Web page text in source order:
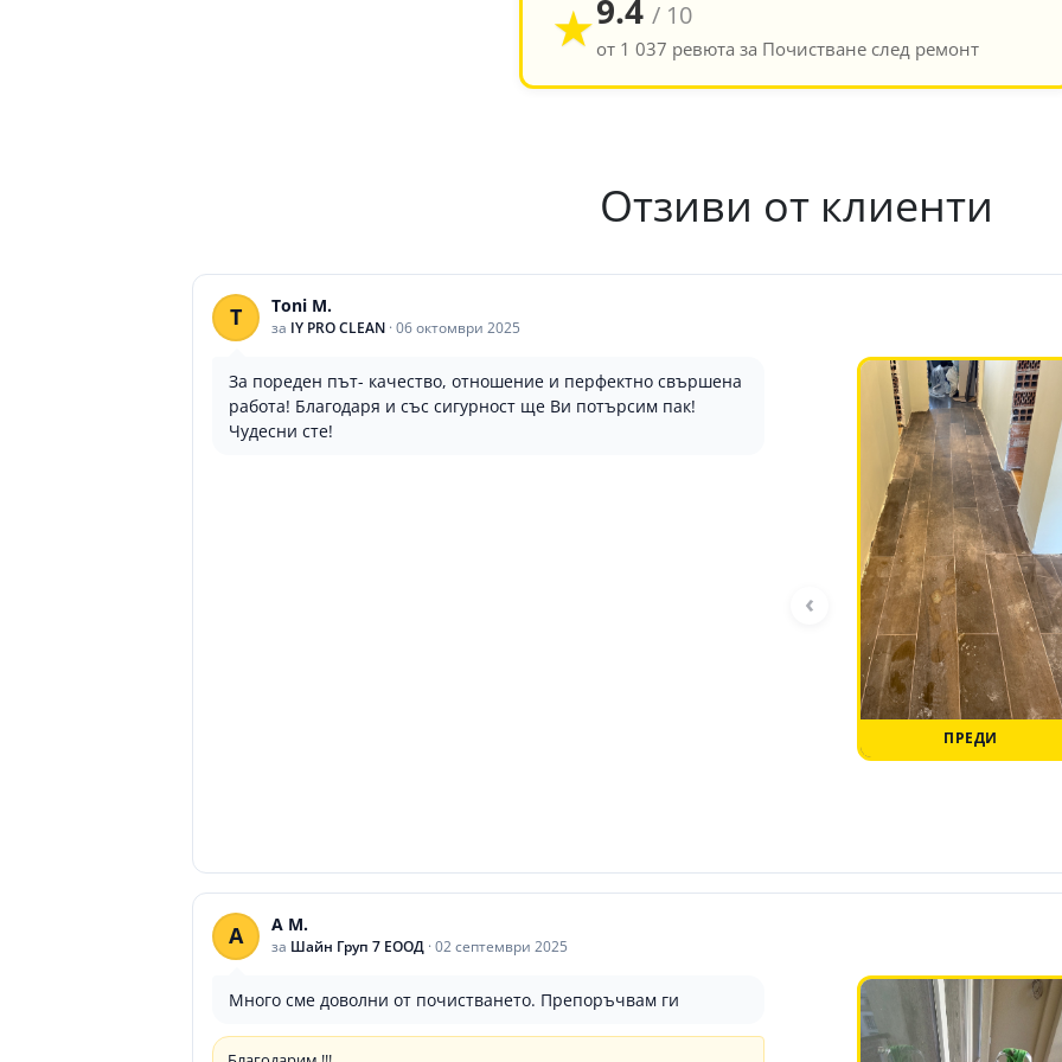
★9.4 / 10
от 1 037 ревюта за Почистване след ремонт
Отзиви от клиенти
T Toni M.
за IY PRO CLEAN ·06 октомври 2025
За пореден път- качество, отношение и перфектно свършена
работа! Благодаря и със сигурност ще Ви потърсим пак!
Чудесни сте!
ПРЕДИ
‹
A A M.
за Шайн Груп 7 ЕООД ·02 септември 2025
Много сме доволни от почистването. Препоръчвам ги